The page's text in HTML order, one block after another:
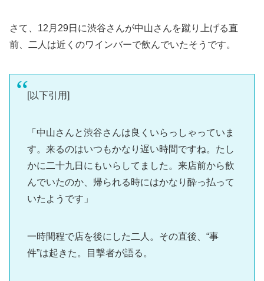
さて、12月29日に渋谷さんが中山さんを蹴り上げる直
前、二人は近くのワインバーで飲んでいたそうです。
[以下引用]
「中山さんと渋谷さんは良くいらっしゃっていま
す。来るのはいつもかなり遅い時間ですね。たし
かに二十九日にもいらしてました。来店前から飲
んでいたのか、帰られる時にはかなり酔っ払って
いたようです」
一時間程で店を後にした二人。その直後、“事
件”は起きた。目撃者が語る。